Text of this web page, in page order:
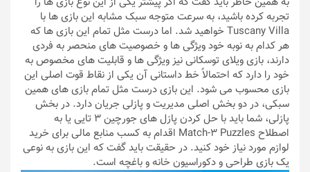
تجربه کرده باشید، به سرعت متوجه سبک مشابه این بازی ها با
Tuscany Villa خواهید شد. اما درست مثل تمام این بازی ها که
هر کدام به نوبه خود ویژگی ها و خصوصیت های منحصر به فردی
دارند، بازی ویلای توسکانی نیز ویژگی ها و قابلیت های مخصوص به
خود را دارد که احتمالاً خط داستانی آن یکی از نقاط قوت اصلی این
بازی محسوب می شود. این بازی درست مثل تمام بازی های همین
سبکی، در دو بخش اصلی مدیریت و پازلی جریان دارد. در بخش
پازلی، شما باید با حل کردن پازل های جورچین 3 تایی یا به
اصطلاح Match-3 Puzzles اقدام به کسب منابع مالی برای خرید
لوازم مورد نیاز خود کنید. در حقیقت باید گفت که این بازی به نوعی
یک بازی طراحی و دکوراسیون خانه و باغچه است.